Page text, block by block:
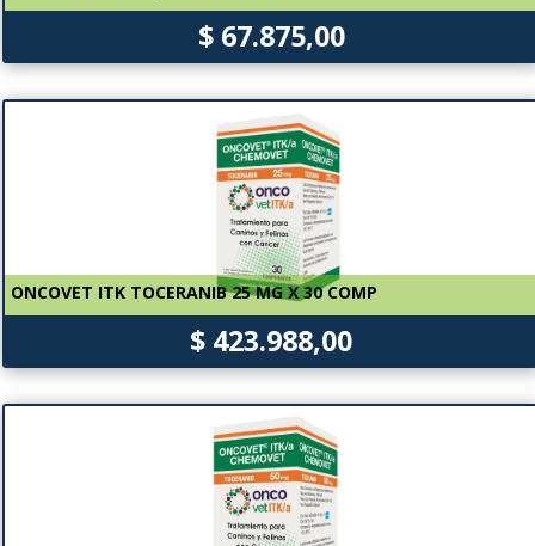
$ 67.875,00
ONCOVET ITK TOCERANIB 25 MG X 30 COMP
$ 423.988,00